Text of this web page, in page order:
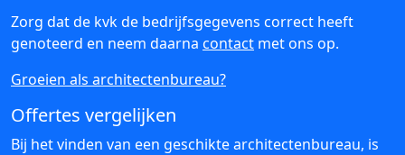
Zorg dat de kvk de bedrijfsgegevens correct heeft
genoteerd en neem daarna contact met ons op.
Groeien als architectenbureau?
Offertes vergelijken
Bij het vinden van een geschikte architectenbureau, is